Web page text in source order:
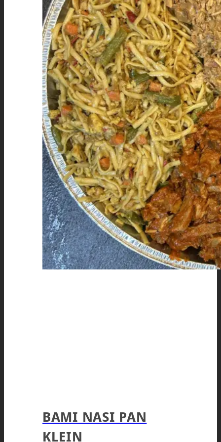
BAMI NASI PAN
KLEIN